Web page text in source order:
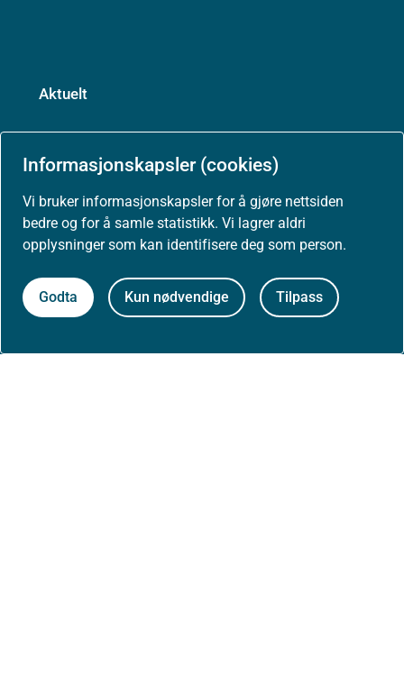
Informasjonskapsler (cookies)
Vi bruker informasjonskapsler for å gjøre nettsiden
bedre og for å samle statistikk. Vi lagrer aldri
opplysninger som kan identifisere deg som person.
Godta Kun nødvendige Tilpass
Aktuelt
Arrangementer
Presse